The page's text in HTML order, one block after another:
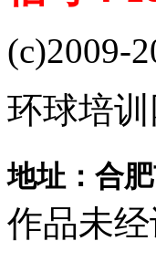
(c)2009-
环球培
地址：合
作品未